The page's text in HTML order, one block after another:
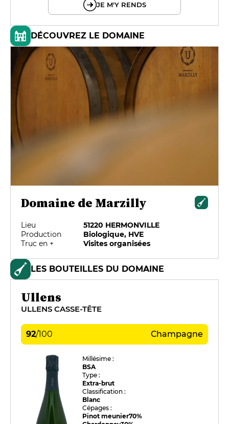
JE M'Y RENDS
DÉCOUVREZ LE DOMAINE
Domaine de Marzilly
Lieu
51220 HERMONVILLE
Production
Biologique, HVE
Truc en +
Visites organisées
LES BOUTEILLES DU DOMAINE
Ullens
ULLENS CASSE-TÊTE
92/100 Champagne
Millésime :
BSA
Type :
Extra-brut
Classification :
Blanc
Cépages :
Pinot meunier70%